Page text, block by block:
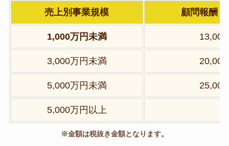
売上別事業規模 顧問報酬
1,000万円未満
3,000万円未満
5,000万円未満
5,000万円以上
※金額は税抜き金額となります。